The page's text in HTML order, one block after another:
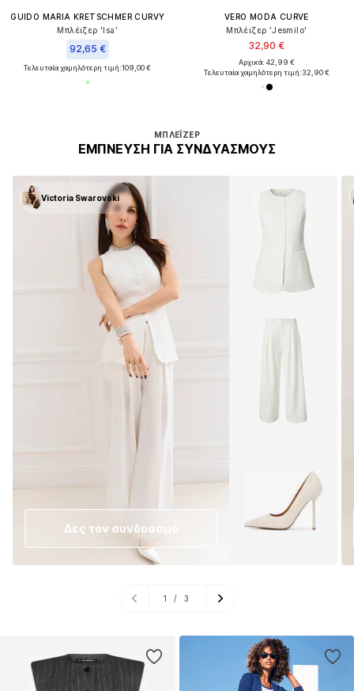
GUIDO MARIA KRETSCHMER CURVY
Μπλέιζερ 'Isa'
92,65 €
Τελευταία χαμηλότερη τιμή:109,00 €
VERO MODA CURVE
Μπλέιζερ 'Jesmilo'
32,90 €
Αρχικά: 42,99 €
Τελευταία χαμηλότερη τιμή:32,90 €
ΜΠΛΈΙΖΕΡ
ΈΜΠΝΕΥΣΗ ΓΙΑ ΣΥΝΔΥΑΣΜΟΎΣ
Victoria Swarovski
Δες τον συνδυασμό
1 / 3